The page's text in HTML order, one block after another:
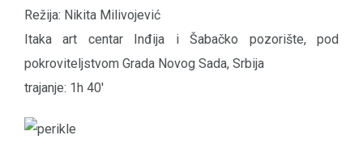
Režija: Nikita Milivojević
Itaka art centar Inđija i Šabačko pozorište, pod
pokroviteljstvom Grada Novog Sada, Srbija
trajanje: 1h 40'